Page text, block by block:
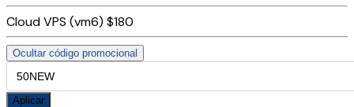
Cloud VPS (vm6) $180
Ocultar código promocional
Aplicar